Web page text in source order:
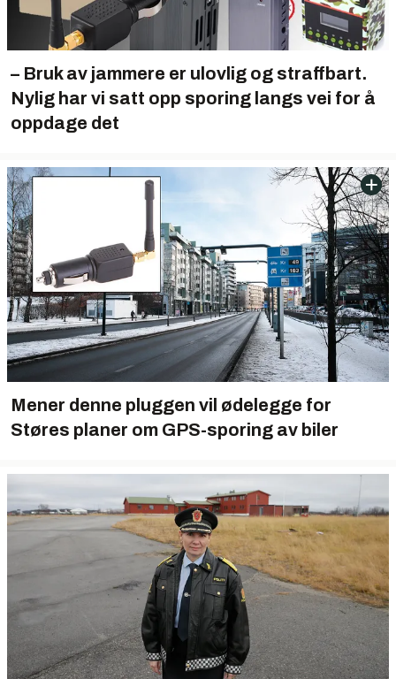
– Bruk av jammere er ulovlig og straffbart.
Nylig har vi satt opp sporing langs vei for å
oppdage det
Mener denne pluggen vil ødelegge for
Støres planer om GPS-sporing av biler